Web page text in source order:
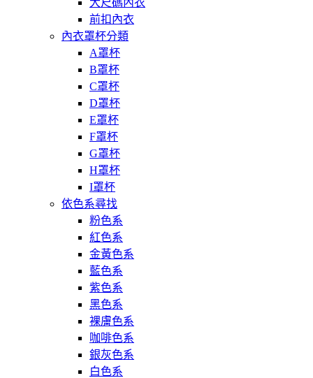
大尺碼內衣
前扣內衣
內衣罩杯分類
A罩杯
B罩杯
C罩杯
D罩杯
E罩杯
F罩杯
G罩杯
H罩杯
I罩杯
依色系尋找
粉色系
紅色系
金黃色系
藍色系
紫色系
黑色系
裸膚色系
咖啡色系
銀灰色系
白色系